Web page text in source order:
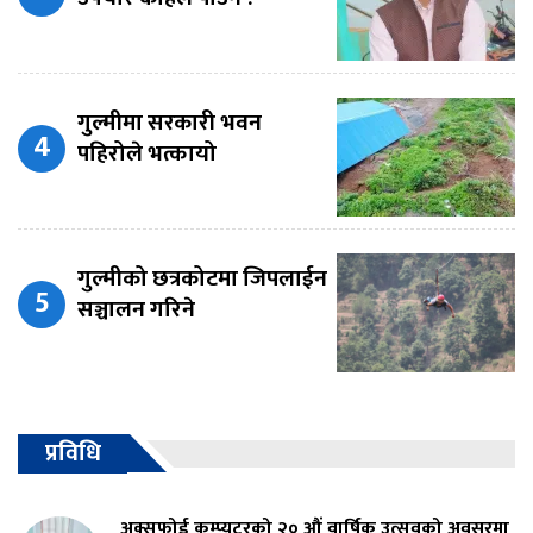
गुल्मीमा सरकारी भवन
पहिरोले भत्कायो
गुल्मीको छत्रकोटमा जिपलाईन
सञ्चालन गरिने
प्रविधि